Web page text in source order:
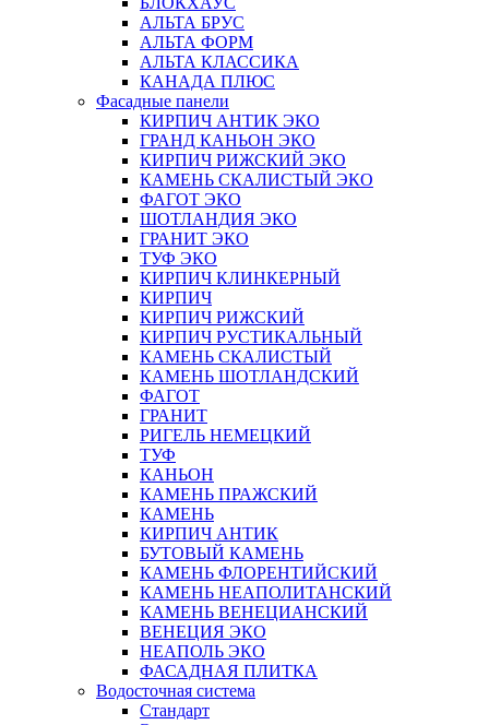
АЛЬТА БРУС
АЛЬТА ФОРМ
АЛЬТА КЛАССИКА
КАНАДА ПЛЮС
Фасадные панели
КИРПИЧ АНТИК ЭКО
ГРАНД КАНЬОН ЭКО
КИРПИЧ РИЖСКИЙ ЭКО
КАМЕНЬ СКАЛИСТЫЙ ЭКО
ФАГОТ ЭКО
ШОТЛАНДИЯ ЭКО
ГРАНИТ ЭКО
ТУФ ЭКО
КИРПИЧ КЛИНКЕРНЫЙ
КИРПИЧ
КИРПИЧ РИЖСКИЙ
КИРПИЧ РУСТИКАЛЬНЫЙ
КАМЕНЬ СКАЛИСТЫЙ
КАМЕНЬ ШОТЛАНДСКИЙ
ФАГОТ
ГРАНИТ
РИГЕЛЬ НЕМЕЦКИЙ
ТУФ
КАНЬОН
КАМЕНЬ ПРАЖСКИЙ
КАМЕНЬ
КИРПИЧ АНТИК
БУТОВЫЙ КАМЕНЬ
КАМЕНЬ ФЛОРЕНТИЙСКИЙ
КАМЕНЬ НЕАПОЛИТАНСКИЙ
КАМЕНЬ ВЕНЕЦИАНСКИЙ
ВЕНЕЦИЯ ЭКО
НЕАПОЛЬ ЭКО
ФАСАДНАЯ ПЛИТКА
Водосточная система
Стандарт